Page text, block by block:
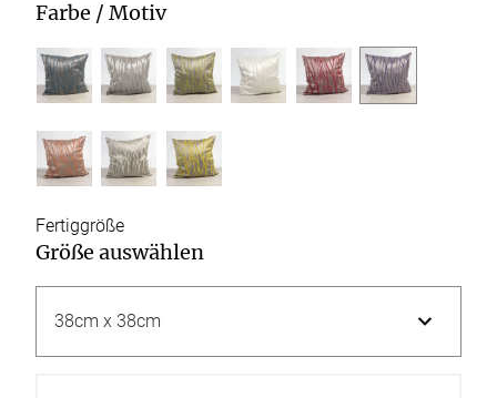
Farbe / Motiv
Fertiggröße
Größe auswählen